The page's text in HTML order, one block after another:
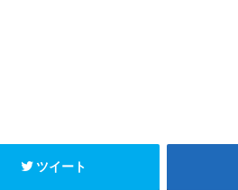
ツイート